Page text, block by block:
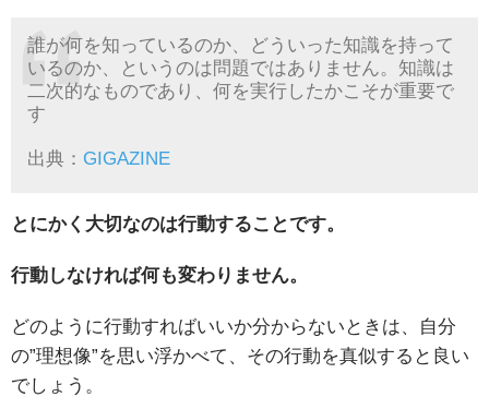
誰が何を知っているのか、どういった知識を持って
いるのか、というのは問題ではありません。知識は
二次的なものであり、何を実行したかこそが重要で
す
出典： GIGAZINE
とにかく大切なのは行動することです。
行動しなければ何も変わりません。
どのように行動すればいいか分からないときは、自分
の”理想像”を思い浮かべて、その行動を真似すると良い
でしょう。